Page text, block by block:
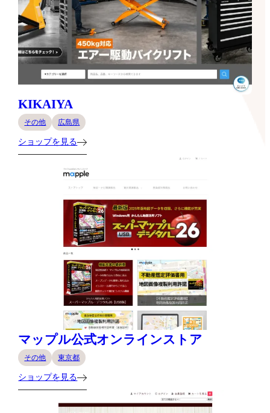
KIKAIYA
その他 広島県
ショップを見る
マップル公式オンラインストア
その他 東京都
ショップを見る